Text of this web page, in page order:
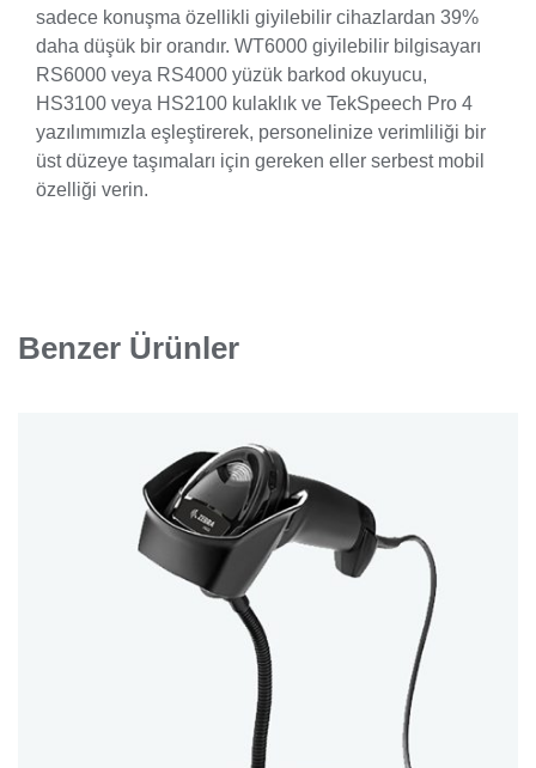
sadece konuşma özellikli giyilebilir cihazlardan 39%
daha düşük bir orandır. WT6000 giyilebilir bilgisayarı
RS6000 veya RS4000 yüzük barkod okuyucu,
HS3100 veya HS2100 kulaklık ve TekSpeech Pro 4
yazılımımızla eşleştirerek, personelinize verimliliği bir
üst düzeye taşımaları için gereken eller serbest mobil
özelliği verin.
Benzer Ürünler